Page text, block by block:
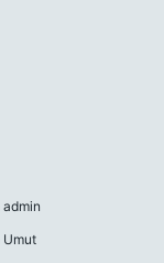
admin
Umut